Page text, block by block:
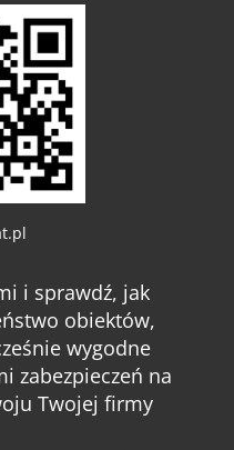
i sprawdź, jak
obiektów,
wygodne
zabezpieczeń na
Twojej firmy